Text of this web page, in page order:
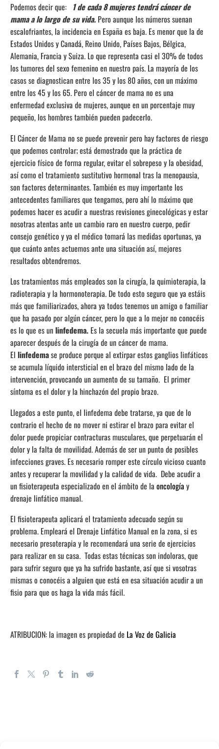
Podemos decir que: 1 de cada 8 mujeres tendrá cáncer de
mama a lo largo de su vida. Pero aunque los números suenan
escalofriantes, la incidencia en España es baja. Es menor que la de
Estados Unidos y Canadá, Reino Unido, Países Bajos, Bélgica,
Alemania, Francia y Suiza. Lo que representa casi el 30% de todos
los tumores del sexo femenino en nuestro país. La mayoría de los
casos se diagnostican entre los 35 y los 80 años, con un máximo
entre los 45 y los 65. Pero el cáncer de mama no es una
enfermedad exclusiva de mujeres, aunque en un porcentaje muy
pequeño, los hombres también pueden padecerlo.
El Cáncer de Mama no se puede prevenir pero hay factores de riesgo
que podemos controlar; está demostrado que la práctica de
ejercicio físico de forma regular, evitar el sobrepeso y la obesidad,
así como el tratamiento sustitutivo hormonal tras la menopausia,
son factores determinantes. También es muy importante los
antecedentes familiares que tengamos, pero ahí lo máximo que
podemos hacer es acudir a nuestras revisiones ginecológicas y estar
nosotras atentas ante un cambio raro en nuestro cuerpo, pedir
consejo genético y ya el médico tomará las medidas oportunas, ya
que cuánto antes actuemos ante una situación así, mejores
resultados obtendremos.
Los tratamientos más empleados son la cirugía, la quimioterapia, la
radioterapia y la hormonoterapia. De todo esto seguro que ya estáis
más que familiarizados, ahora ya todos tenemos un amigo o familiar
que ha pasado por algún cáncer, pero lo que a lo mejor no conocéis
es lo que es un linfedema. Es la secuela más importante que puede
aparecer después de la cirugía de un cáncer de mama.
El linfedemase produce porque al extirpar estos ganglios linfáticos
se acumula líquido intersticial en el brazo del mismo lado de la
intervención, provocando un aumento de su tamaño. El primer
síntoma es el dolor y la hinchazón del propio brazo.
Llegados a este punto, el linfedema debe tratarse, ya que de lo
contrario el hecho de no mover ni estirar el brazo para evitar el
dolor puede propiciar contracturas musculares, que perpetuarán el
dolor y la falta de movilidad. Además de ser un punto de posibles
infecciones graves. Es necesario romper este círculo vicioso cuanto
antes y recuperar la movilidad y la calidad de vida. Debe acudir a
un fisioterapeuta especializado en el ámbito de la oncología y
drenaje linfático manual.
El fisioterapeuta aplicará el tratamiento adecuado según su
problema. Empleará el Drenaje Linfático Manual en la zona, si es
necesario presoterapia y le recomendará una serie de ejercicios
para realizar en su casa. Todas estas técnicas son indoloras, que
para sufrir seguro que ya ha sufrido bastante, así que si vosotras
mismas o conocéis a alguien que está en esa situación acudir a un
fisio para que os haga la vida más fácil.
ATRIBUCION: la imagen es propiedad de La Voz de Galicia